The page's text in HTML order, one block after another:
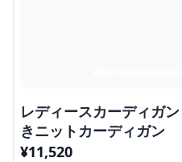
レディースカーディガ
きニットカーディガン
¥11,520